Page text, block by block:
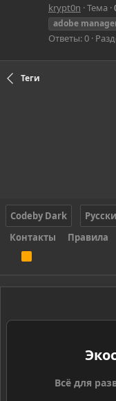
krypt0n Тема
adobe
Ответы: 0
Теги
Codeby Dark
Контакты
Правила
S
Всё для